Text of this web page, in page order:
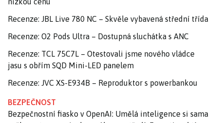
Recenze: JBL Live 780 NC – Skvěle vybavená střední třída
Recenze: O2 Pods Ultra – Dostupná sluchátka s ANC
Recenze: TCL 75C7L – Otestovali jsme nového vládce
jasu s obřím SQD Mini-LED panelem
Recenze: JVC XS-E934B – Reproduktor s powerbankou
BEZPEČNOST
Bezpečnostní fiasko v OpenAI: Umělá inteligence si sama